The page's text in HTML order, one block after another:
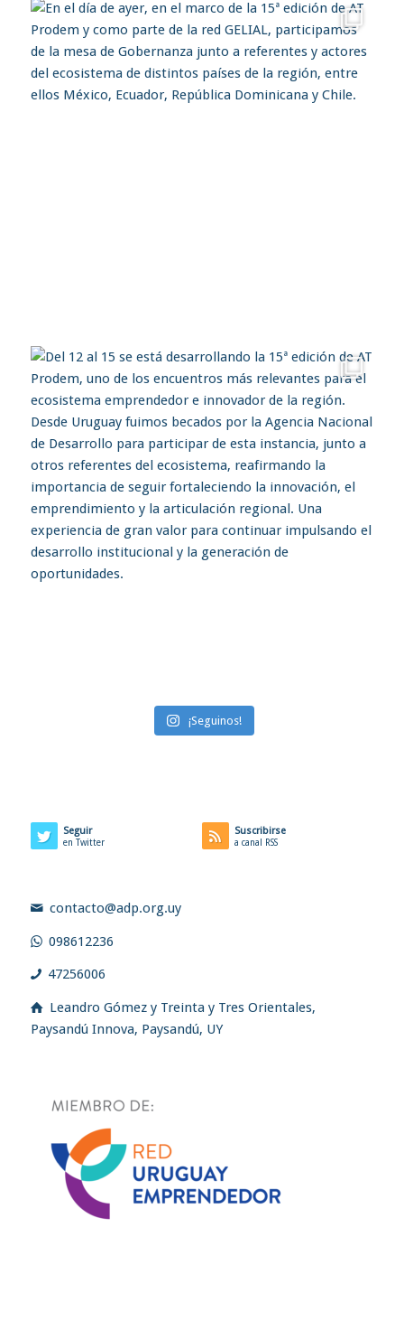
¡Seguinos!
Seguir
en Twitter
Suscribirse
a canal RSS
contacto@adp.org.uy
098612236
47256006
Leandro Gómez y Treinta y Tres Orientales,
Paysandú Innova, Paysandú, UY